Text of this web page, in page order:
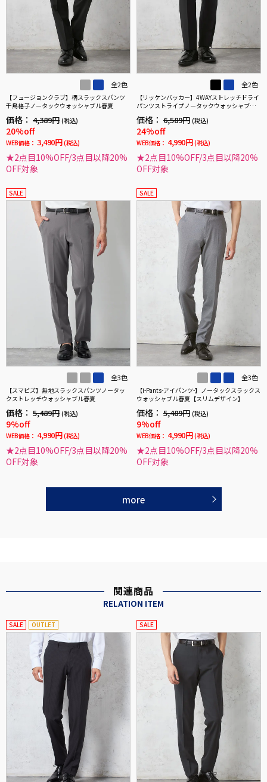
全2色
【フュージョンクラブ】柄スラックスパンツ
千鳥格子ノータックウォッシャブル春夏
価格： 4,389円 (税込)
20%off
WEB価格： 3,490円 (税込)
★2点目10%OFF/3点目以降20%
OFF対象
全2色
【リッケンバッカー】4WAYストレッチドライ
パンツストライプノータックウォッシャブル
春夏
価格： 6,589円 (税込)
24%off
WEB価格： 4,990円 (税込)
★2点目10%OFF/3点目以降20%
OFF対象
SALE
全3色
【スマビズ】無地スラックスパンツノータッ
クストレッチウォッシャブル春夏
価格： 5,489円 (税込)
9%off
WEB価格： 4,990円 (税込)
★2点目10%OFF/3点目以降20%
OFF対象
SALE
全3色
【i-Pants-アイパンツ-】ノータックスラックス
ウォッシャブル春夏【スリムデザイン】
価格： 5,489円 (税込)
9%off
WEB価格： 4,990円 (税込)
★2点目10%OFF/3点目以降20%
OFF対象
more
関連商品
RELATION ITEM
SALE OUTLET SALE